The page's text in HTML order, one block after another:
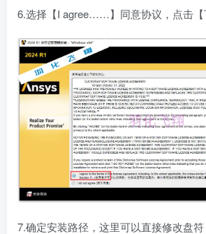
6.选择【I agree……】同意协议，点击【
7.确定安装路径，这里可以直接修改盘